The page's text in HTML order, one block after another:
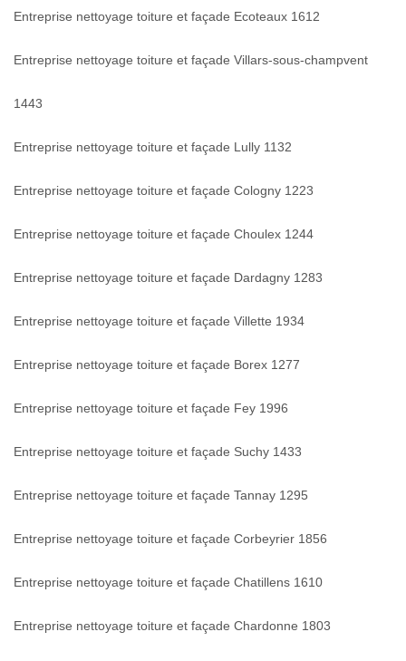
Entreprise nettoyage toiture et façade Ecoteaux 1612
Entreprise nettoyage toiture et façade Villars-sous-champvent
1443
Entreprise nettoyage toiture et façade Lully 1132
Entreprise nettoyage toiture et façade Cologny 1223
Entreprise nettoyage toiture et façade Choulex 1244
Entreprise nettoyage toiture et façade Dardagny 1283
Entreprise nettoyage toiture et façade Villette 1934
Entreprise nettoyage toiture et façade Borex 1277
Entreprise nettoyage toiture et façade Fey 1996
Entreprise nettoyage toiture et façade Suchy 1433
Entreprise nettoyage toiture et façade Tannay 1295
Entreprise nettoyage toiture et façade Corbeyrier 1856
Entreprise nettoyage toiture et façade Chatillens 1610
Entreprise nettoyage toiture et façade Chardonne 1803